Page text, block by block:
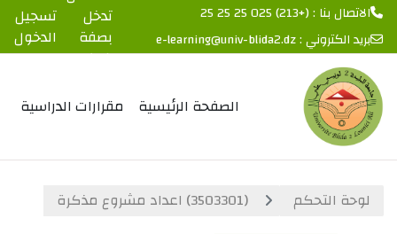
تخطى إلى المحتوى الرئيسي
الاتصال بنا : (+213) 025 25 25 25
بريد الكتروني :e-learning@univ-blida2.dz
تدخل
بصفة
ضيف
تسجيل
الدخول
الصفحة الرئيسية مقرارات الدراسية
لوحة التحكم
(3503301) اعداد مشروع مذكرة